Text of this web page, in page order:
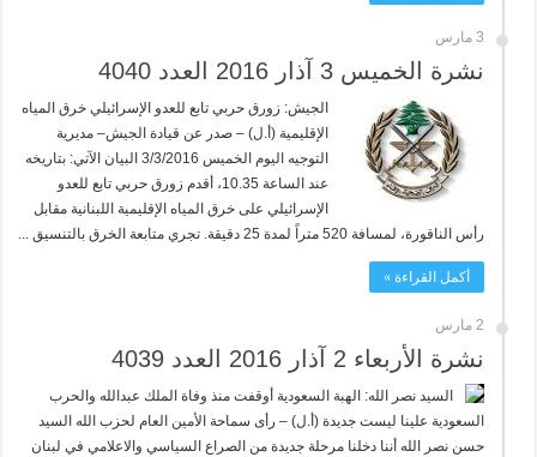
3 مارس
نشرة الخميس 3 آذار 2016 العدد 4040
الجيش: زورق حربي تابع للعدو الإسرائيلي خرق المياه
الإقليمية (أ.ل) – صدر عن قيادة الجيش– مديرية
التوجيه اليوم الخميس 3/3/2016 البيان الآتي: بتاريخه
عند الساعة 10.35، أقدم زورق حربي تابع للعدو
الإسرائيلي على خرق المياه الإقليمية اللبنانية مقابل
رأس الناقورة، لمسافة 520 متراً لمدة 25 دقيقة. تجري متابعة الخرق بالتنسيق ...
أكمل القراءة »
2 مارس
نشرة الأربعاء 2 آذار 2016 العدد 4039
السيد نصر الله: الهبة السعودية أوقفت منذ وفاة الملك عبدالله والحرب
السعودية علينا ليست جديدة (أ.ل) – رأى سماحة الأمين العام لحزب الله السيد
حسن نصر الله أننا دخلنا مرحلة جديدة من الصراع السياسي والاعلامي في لبنان